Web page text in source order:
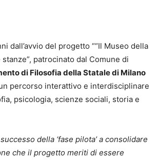
dall’avvio del progetto ““Il Museo della
patrocinato dal Comune di
di Filosofia della Statale di Milano
percorso interattivo e interdisciplinare
psicologia, scienze sociali, storia e
della ‘fase pilota’ a consolidare
che il progetto meriti di essere